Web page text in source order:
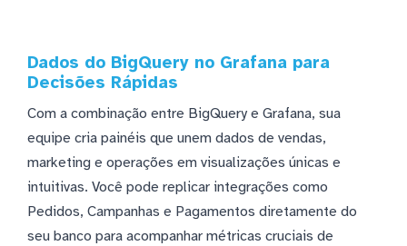
Dados do BigQuery no Grafana para
Decisões Rápidas
Com a combinação entre BigQuery e Grafana, sua
equipe cria painéis que unem dados de vendas,
marketing e operações em visualizações únicas e
intuitivas. Você pode replicar integrações como
Pedidos, Campanhas e Pagamentos diretamente do
seu banco para acompanhar métricas cruciais de